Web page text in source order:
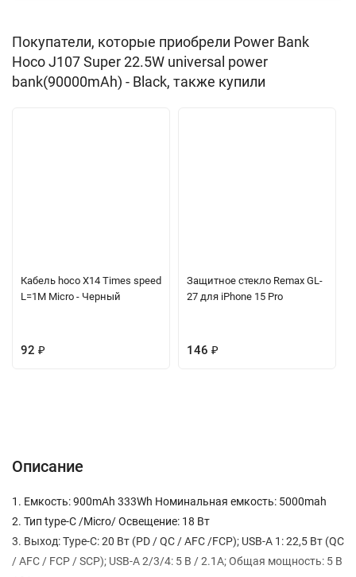
Покупатели, которые приобрели Power Bank
Hoco J107 Super 22.5W universal power
bank(90000mAh) - Black, также купили
Кабель hoco X14 Times speed
L=1M Micro - Черный
92 ₽
Защитное стекло Remax GL-
27 для iPhone 15 Pro
146 ₽
Описание
1. Емкость: 900mAh 333Wh Номинальная емкость: 5000mah
2. Тип type-C /Micro/ Освещение: 18 Вт
3. Выход: Type-C: 20 Вт (PD / QC / AFC /FCP); USB-A 1: 22,5 Вт (QC
/ AFC / FCP / SCP); USB-A 2/3/4: 5 В / 2.1A; Общая мощность: 5 В